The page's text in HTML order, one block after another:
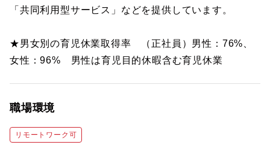
「共同利用型サービス」などを提供しています。
★男女別の育児休業取得率 （正社員）男性：76%、
女性：96% 男性は育児目的休暇含む育児休業
職場環境
リモートワーク可